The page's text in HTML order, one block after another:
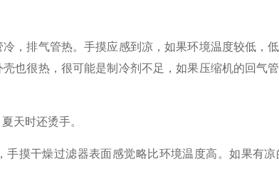
冷，排气管热。手摸应感到凉，如果环境温度较低，
也很热，很可能是制冷剂不足，如果压缩机的回气
天时还烫手。
手摸干燥过滤器表面感觉略比环境温度高。如果有凉